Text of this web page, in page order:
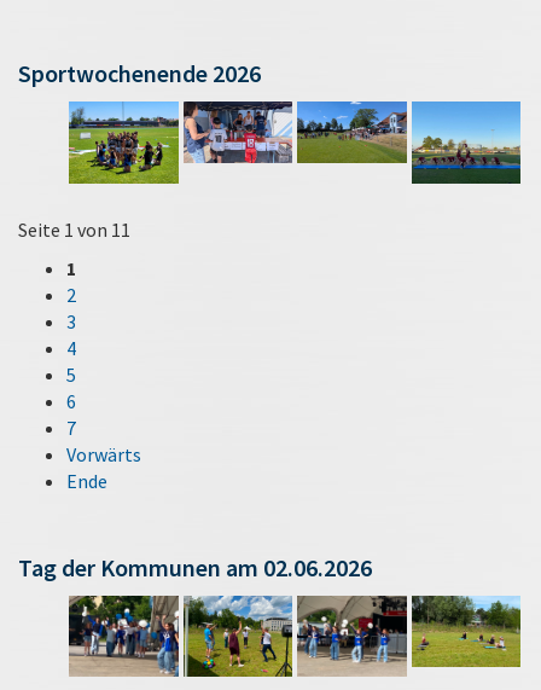
Sportwochenende 2026
Seite 1 von 11
1
2
3
4
5
6
7
Vorwärts
Ende
Tag der Kommunen am 02.06.2026